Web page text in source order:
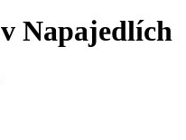
Napajedlích